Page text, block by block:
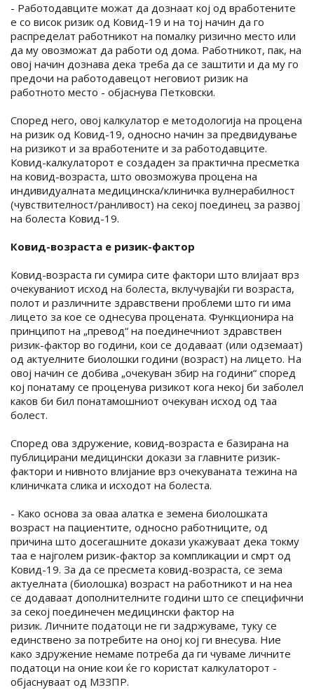
- Работодавците можат да дознаат кој од вработените
е со висок ризик од Ковид-19 и на тој начин да го
распределат работникот на помалку ризично место или
да му овозможат да работи од дома. Работникот, пак, на
овој начин дознава дека треба да се заштити и да му го
предочи на работодавецот неговиот ризик на
работното место - објаснува Петковски.
Според него, овој калкулатор е методологија на процена
на ризик од Ковид-19, односно начин за предвидување
на ризикот и за вработените и за работодавците.
Ковид-калкулаторот е создаден за практична пресметка
на ковид-возраста, што овозможува процена на
индивидуалната медицинска/клиничка вулнерабилност
(чувствителност/ранливост) на секој поединец за развој
на болеста Ковид-19.
Ковид-возраста е ризик-фактор
Ковид-возраста ги сумира сите фактори што влијаат врз
очекуваниот исход на болеста, вклучувајќи ги возраста,
полот и различните здравствени проблеми што ги има
лицето за кое се однесува процената. Функционира на
принципот на „превод“ на поединечниот здравствен
ризик-фактор во години, кои се додаваат (или одземаат)
од актуелните биолошки години (возраст) на лицето. На
овој начин се добива „очекуван збир на години“ според
кој понатаму се проценува ризикот кога некој би заболел
каков би бил понатамошниот очекуван исход од таа
болест.
Според ова здружение, ковид-возраста е базирана на
публицирани медицински докази за главните ризик-
фактори и нивното влијание врз очекуваната тежина на
клиничката слика и исходот на болеста.
- Како основа за оваа алатка е земена биолошката
возраст на пациентите, односно работниците, од
причина што досегашните докази укажуваат дека токму
таа е најголем ризик-фактор за компликации и смрт од
Ковид-19. За да се пресмета ковид-возраста, се зема
актуелната (биолошка) возраст на работникот и на неа
се додаваат дополнителните години што се специфични
за секој поединечен медицински фактор на
ризик. Личните податоци не ги задржуваме, туку се
единствено за потребите на оној кој ги внесува. Ние
како здружение немаме потреба да ги чуваме личните
податоци на оние кои ќе го користат калкулаторот -
објаснуваат од МЗЗПР.